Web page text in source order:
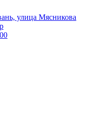
улица Мясникова